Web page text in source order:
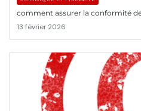
comment assurer la conformité
13 février 2026